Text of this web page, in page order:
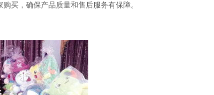
买，确保产品质量和售后服务有保障。